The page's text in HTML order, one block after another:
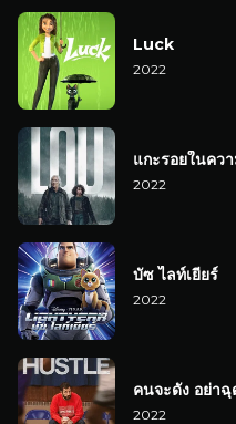
Luck
2022
แกะรอยในคว
2022
บัซ ไลท์เยียร์
2022
คนจะดัง อย่าฉุ
2022